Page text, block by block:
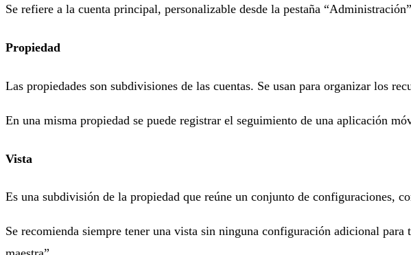
Se refiere a la cuenta principal, personalizable desde la pestaña
Propiedad
Las propiedades son subdivisiones de las cuentas. Se usan para organizar los
En una misma propiedad se puede registrar el seguimiento de una aplicación
Vista
Es una subdivisión de la propiedad que reúne un conjunto de configuraciones,
Se recomienda siempre tener una vista sin ninguna configuración adicional